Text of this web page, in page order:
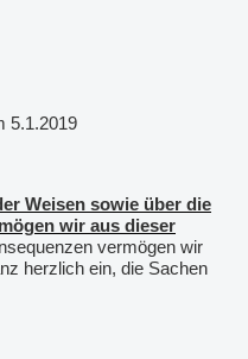
5.1.2019
Weisen sowie über die
wir aus dieser
vermögen wir
herzlich ein, die Sachen